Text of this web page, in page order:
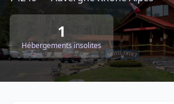
1
Hébergements insolites